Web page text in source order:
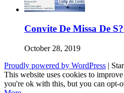
Convite De Missa De
October 28, 2019
Proudly powered by WordPress |
This website uses cookies to
you're ok with this, but you can opt-